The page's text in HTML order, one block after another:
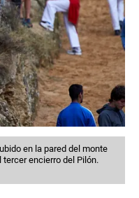
en la pared del monte
encierro del Pilón.